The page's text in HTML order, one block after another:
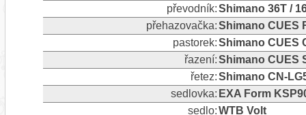
převodník:Shimano 36T /
přehazovačka:Shimano CUES
pastorek:Shimano CUES
řazení:Shimano CUES
řetez:Shimano CN-
sedlovka: EXA Form
sedlo:WTB Volt